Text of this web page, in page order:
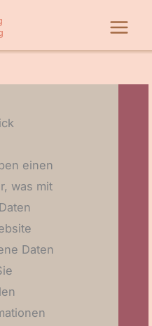
einen
was mit
Daten